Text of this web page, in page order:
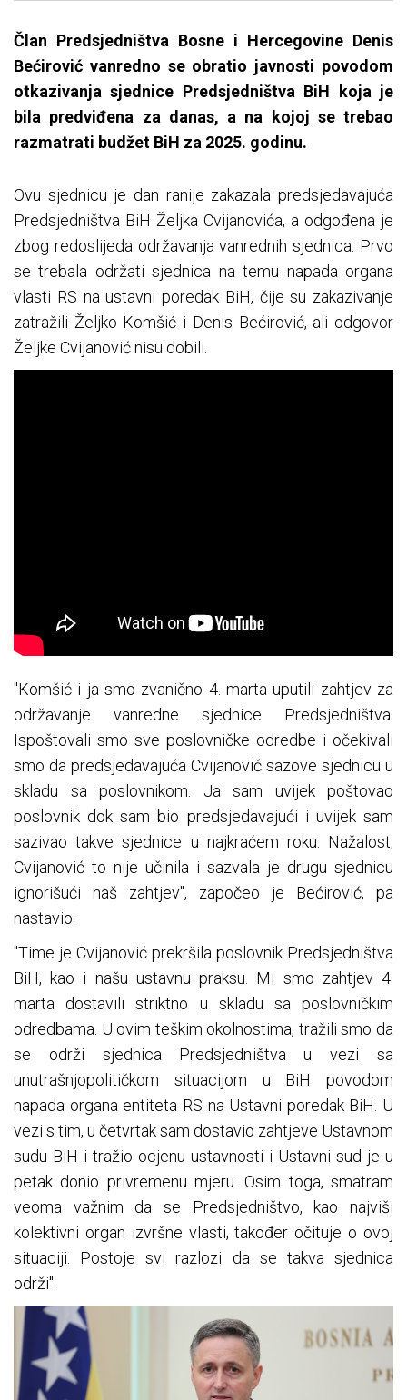
Član Predsjedništva Bosne i Hercegovine Denis
Bećirović vanredno se obratio javnosti povodom
otkazivanja sjednice Predsjedništva BiH koja je
bila predviđena za danas, a na kojoj se trebao
razmatrati budžet BiH za 2025. godinu.
Ovu sjednicu je dan ranije zakazala predsjedavajuća
Predsjedništva BiH Željka Cvijanovića, a odgođena je
zbog redoslijeda održavanja vanrednih sjednica. Prvo
se trebala održati sjednica na temu napada organa
vlasti RS na ustavni poredak BiH, čije su zakazivanje
zatražili Željko Komšić i Denis Bećirović, ali odgovor
Željke Cvijanović nisu dobili.
"Komšić i ja smo zvanično 4. marta uputili zahtjev za
održavanje vanredne sjednice Predsjedništva.
Ispoštovali smo sve poslovničke odredbe i očekivali
smo da predsjedavajuća Cvijanović sazove sjednicu u
skladu sa poslovnikom. Ja sam uvijek poštovao
poslovnik dok sam bio predsjedavajući i uvijek sam
sazivao takve sjednice u najkraćem roku. Nažalost,
Cvijanović to nije učinila i sazvala je drugu sjednicu
ignorišući naš zahtjev", započeo je Bećirović, pa
nastavio:
"Time je Cvijanović prekršila poslovnik Predsjedništva
BiH, kao i našu ustavnu praksu. Mi smo zahtjev 4.
marta dostavili striktno u skladu sa poslovničkim
odredbama. U ovim teškim okolnostima, tražili smo da
se održi sjednica Predsjedništva u vezi sa
unutrašnjopolitičkom situacijom u BiH povodom
napada organa entiteta RS na Ustavni poredak BiH. U
vezi s tim, u četvrtak sam dostavio zahtjeve Ustavnom
sudu BiH i tražio ocjenu ustavnosti i Ustavni sud je u
petak donio privremenu mjeru. Osim toga, smatram
veoma važnim da se Predsjedništvo, kao najviši
kolektivni organ izvršne vlasti, također očituje o ovoj
situaciji. Postoje svi razlozi da se takva sjednica
održi".